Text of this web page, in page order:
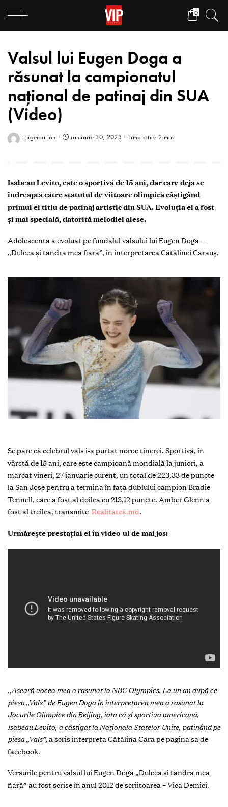
0
Valsul lui Eugen Doga a
răsunat la campionatul
național de patinaj din SUA
(Video)
Eugenia Ion ianuarie 30, 2023 Timp citire 2 min
Isabeau Levito, este o sportivă de 15 ani, dar care deja se
îndreaptă către statutul de viitoare olimpică câștigând
primul ei titlu de patinaj artistic din SUA. Evoluția ei a fost
și mai specială, datorită melodiei alese.
Adolescenta a evoluat pe fundalul valsului lui Eugen Doga –
„Dulcea și tandra mea fiară”, în interpretarea Cătălinei Carauș.
Se pare că celebrul vals i-a purtat noroc tinerei. Sportivă, în
vârstă de 15 ani, care este campioană mondială la juniori, a
marcat vineri, 27 ianuarie curent, un total de 223,33 de puncte
la San Jose pentru a termina în fața dublului campion Bradie
Tennell, care a fost al doilea cu 213,12 puncte. Amber Glenn a
fost al treilea, transmite Realitatea.md.
Urmărește prestațiai ei în video-ul de mai jos:
„Aseară vocea mea a rasunat la NBC Olympics. La un an după ce
piesa „Vals” de Eugen Doga în interpretarea mea a rasunat la
Jocurile Olimpice din Beijing, iata că și sportiva americană,
Isabeau Levito, a câstigat la Naționala Statelor Unite, patinând pe
piesa „Vals”, a scris interpreta Cătălina Cara pe pagina sa de
facebook.
Versurile pentru valsul lui Eugen Doga „Dulcea și tandra mea
fiară” au fost scrise în anul 2012 de scriitoarea – Vica Demici.